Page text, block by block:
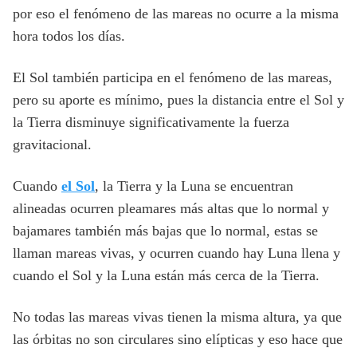
por eso el fenómeno de las mareas no ocurre a la misma
hora todos los días.
El Sol también participa en el fenómeno de las mareas,
pero su aporte es mínimo, pues la distancia entre el Sol y
la Tierra disminuye significativamente la fuerza
gravitacional.
Cuando el Sol, la Tierra y la Luna se encuentran
alineadas ocurren pleamares más altas que lo normal y
bajamares también más bajas que lo normal, estas se
llaman mareas vivas, y ocurren cuando hay Luna llena y
cuando el Sol y la Luna están más cerca de la Tierra.
No todas las mareas vivas tienen la misma altura, ya que
las órbitas no son circulares sino elípticas y eso hace que